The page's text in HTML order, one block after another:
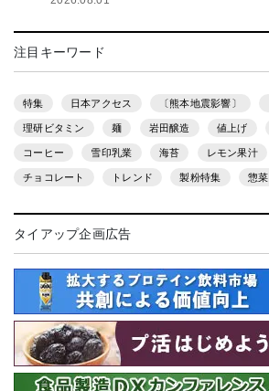
注目キーワード
特集 日本アクセス 〔熊本地震影響〕
理研ビタミン 麺 岩田醸造 値上げ
コーヒー 雪印乳業 海苔 レモン果汁
チョコレート トレンド 製粉特集 惣菜
タイアップ企画広告